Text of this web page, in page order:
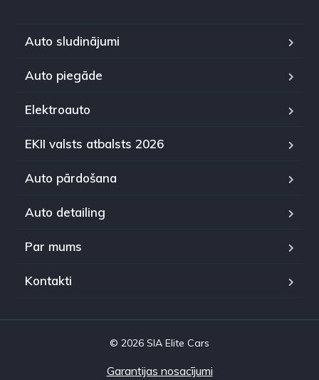
Auto sludinājumi
Auto piegāde
Elektroauto
EKII valsts atbalsts 2026
Auto pārdošana
Auto detailing
Par mums
Kontakti
© 2026 SIA Elite Cars
Garantijas nosacījumi